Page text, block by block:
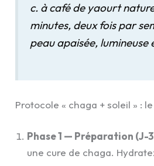
c. à café de yaourt
minutes, deux fois par
peau apaisée, lumineuse
Protocole « chaga + soleil » :
Phase 1 — Préparation (J-
une cure de chaga.